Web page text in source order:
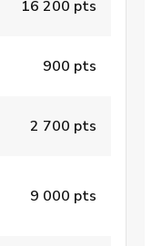
16 200 pts
900 pts
2 700 pts
9 000 pts